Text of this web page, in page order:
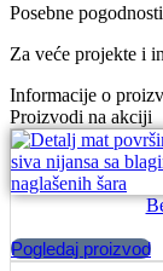
Posebne
Za veće projekte i
Informacije o
Proizvodi na akciji
Pogledaj proizvod